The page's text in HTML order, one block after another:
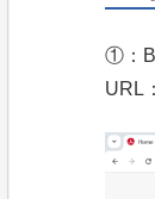
①：
URL